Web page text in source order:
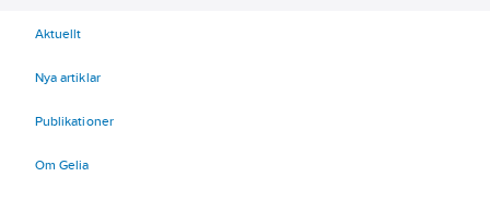
Aktuellt
Nya artiklar
Publikationer
Om Gelia